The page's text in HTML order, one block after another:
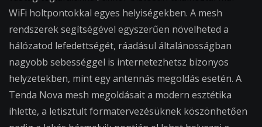
WiFi holtpontokkal egyes helyiségekben. A mesh
rendszerek segítségével egyszerűen növelheted a
hálózatod lefedettségét, ráadásul általánosságban
nagyobb sebességgel is internetezhetsz bizonyos
helyzetekben, mint egy antennás megoldás esetén. A
Tenda Nova mesh megoldásait a modern esztétika
ihlette, a letisztult formatervezésüknek köszönhetően